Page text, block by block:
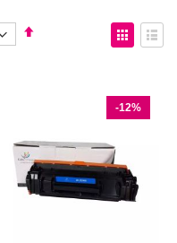
Fijar
Ver
como
-12%